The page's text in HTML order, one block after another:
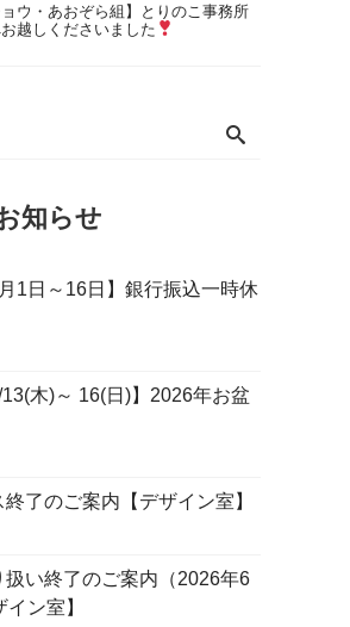
ョウ・あおぞら組】とりのこ事務所
越しくださいました
知らせ
1日～16日】銀行振込一時休
13(木)～ 16(日)】2026年お盆
了のご案内【デザイン室】
い終了のご案内（2026年6
ン室】